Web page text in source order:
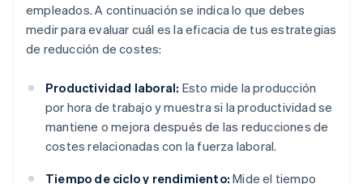
empleados. A continuación se indica lo que debes
medir para evaluar cuál es la eficacia de tus estrategias
de reducción de costes:
Productividad laboral: Esto mide la producción
por hora de trabajo y muestra si la productividad se
mantiene o mejora después de las reducciones de
costes relacionadas con la fuerza laboral.
Tiempo de ciclo y rendimiento: Mide el tiempo